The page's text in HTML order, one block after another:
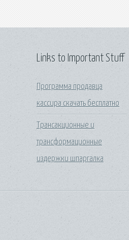
Links to Important Stuff
Программа продавца
кассира скачать бесплатно
Трансакционные и
трансформационные
издержки шпаргалка